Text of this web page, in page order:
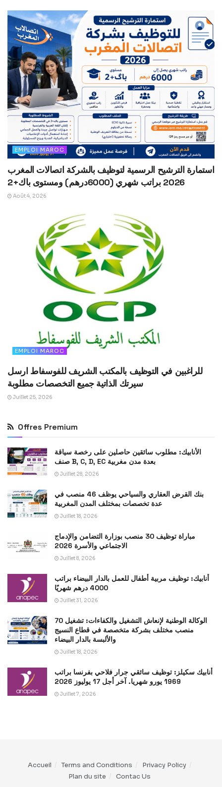
EMPLOI MAROC
استمارة الترشيح الرسمية لتوظيف بالشركة اتصالات المغرب
2026 براتب شهري (6000درهم) ومستوى باك+2
Août 4, 2026
EMPLOI MAROC
للراغبين في التوظيف بالمكتب الشريف للفوسفاط ارسل
سيرتك الذاتية جميع التخصصات مطلوبة
Juillet 25, 2026
Offres Premium
الأنابيك: مطلوب سائقين حاصلين على رخصة سياقة
صنف B, C, D, EC بعدة مدن مغربية
Juillet 28, 2026
بنك القرض العقاري والسياحي يوظف 46 منصب في
عدة تخصصات بمختلف المدن المغربية
Juillet 18, 2026
مباراة توظيف 30 منصب بوزارة التضامن والإدماج
الاجتماعي والأسرة 2026
Juillet 8, 2026
أنابيك: توظيف مربية أطفال للعمل بالدار البيضاء براتب
4000 درهم شهريًا
Juillet 31, 2026
الوكالة الوطنية لإنعاش التشغيل والكفاءات: تشغيل 70
منصب مختلف بشركة متخصصة في قطاع النسيج
والألبسة بالدار البيضاء
Juillet 18, 2026
أنابيك سكيلز: توظيف سائقي جرار فلاحي بفرنسا براتب
1969 يورو شهريا. آخر أجل 17 يوليوز 2026
Juillet 7, 2026
Accueil Terms and Conditions
Privacy Policy
Plan du site
Contac Us